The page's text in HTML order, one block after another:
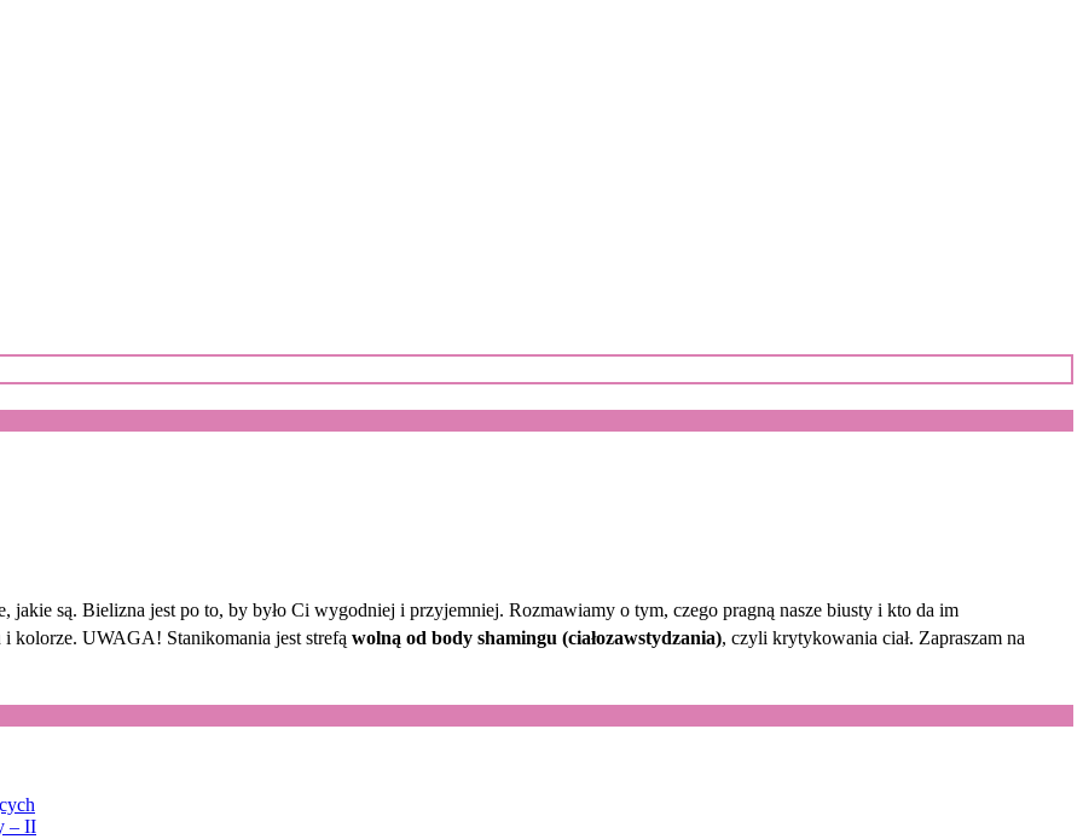
jakie są. Bielizna jest po to, by było Ci wygodniej i przyjemniej. Rozmawiamy o tym, czego pragną nasze biusty i kto da im
kolorze. UWAGA! Stanikomania jest strefą wolną od body shamingu (ciałozawstydzania), czyli krytykowania ciał. Zapraszam na
– II